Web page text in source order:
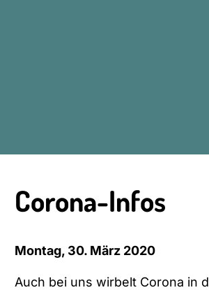
Corona-Infos
Montag, 30. März 2020
Auch bei uns wirbelt Corona in